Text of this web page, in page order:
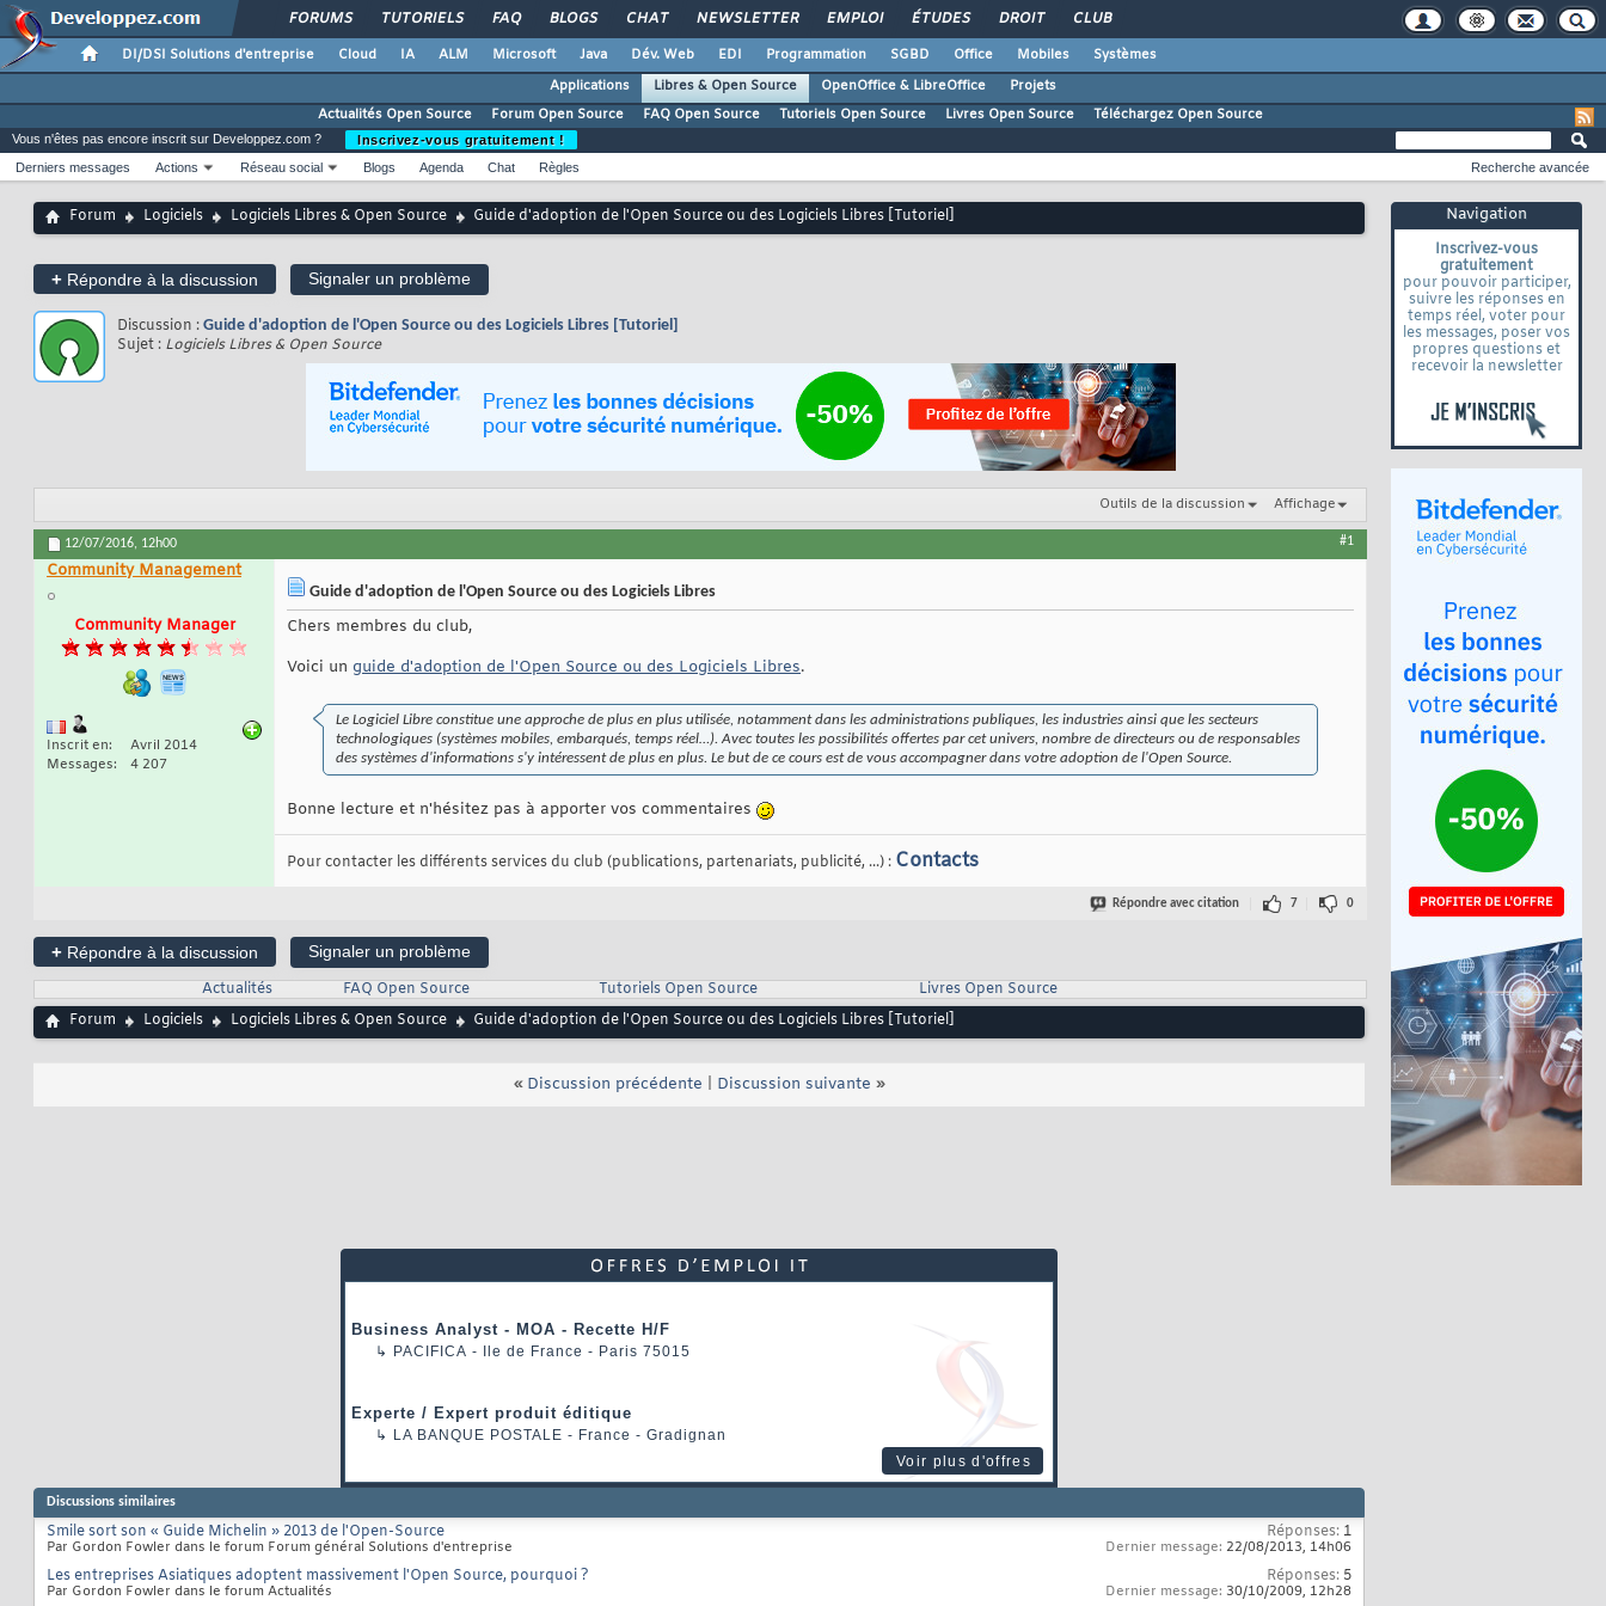
FORUMS TUTORIELS FAQ BLOGS CHAT NEWSLETTER EMPLOI ÉTUDES DROIT CLUB
DI/DSI Solutions d'entreprise Cloud IA ALM Microsoft Java Dév. Web EDI Programmation SGBD Office Mobiles
Systèmes
Applications
Libres & Open Source OpenOffice & LibreOffice
Projets
Actualités Open Source
Forum Open Source FAQ Open Source Tutoriels Open Source Livres Open Source Téléchargez Open Source
Navigation
Inscrivez-vous
gratuitement
pour pouvoir participer,
suivre les réponses en
temps réel, voter pour
les messages, poser vos
propres questions et
recevoir la newsletter
Vous n'êtes pas encore inscrit sur Developpez.com ?
Inscrivez-vous gratuitement !
Derniers messages
Actions Réseau social Blogs Agenda Chat Règles Recherche avancée
Forum Logiciels Logiciels Libres & Open Source Guide d'adoption de l'Open Source ou des Logiciels Libres [Tutoriel]
+ Répondre à la discussion Signaler un problème
Discussion : Guide d'adoption de l'Open Source ou des Logiciels Libres [Tutoriel]
Sujet : Logiciels Libres & Open Source
Outils de la discussion Affichage
12/07/2016, 12h00 #1
Community Management
Community Manager
Inscrit en
Avril 2014
Messages
4 207
Guide d'adoption de l'Open Source ou des Logiciels Libres
Chers membres du club,
Voici un guide d'adoption de l'Open Source ou des Logiciels Libres.
Le Logiciel Libre constitue une approche de plus en plus utilisée, notamment dans les administrations publiques, les industries ainsi que les secteurs
technologiques (systèmes mobiles, embarqués, temps réel…). Avec toutes les possibilités offertes par cet univers, nombre de directeurs ou de responsables
des systèmes d'informations s'y intéressent de plus en plus. Le but de ce cours est de vous accompagner dans votre adoption de l'Open Source.
Bonne lecture et n'hésitez pas à apporter vos commentaires
Pour contacter les différents services du club (publications, partenariats, publicité, ...) : Contacts
Répondre avec citation 7 0
+ Répondre à la discussion
Signaler un problème
Actualités
FAQ Open Source Tutoriels Open Source
Livres Open Source
Forum
Logiciels Logiciels Libres & Open Source Guide d'adoption de l'Open Source ou des Logiciels Libres [Tutoriel]
« Discussion précédente Discussion suivante »
Business Analyst - MOA - Recette H/F
↳ PACIFICA - Ile de France - Paris 75015
Experte / Expert produit éditique
↳ LA BANQUE POSTALE - France - Gradignan
Voir plus d'offres
Discussions similaires
Smile sort son « Guide Michelin » 2013 de l'Open-Source
Par Gordon Fowler dans le forum Forum général Solutions d'entreprise
Réponses: 1
Dernier message: 22/08/2013, 14h06
Les entreprises Asiatiques adoptent massivement l'Open Source, pourquoi ?
Par Gordon Fowler dans le forum Actualités
Réponses: 5
Dernier message: 30/10/2009, 12h28